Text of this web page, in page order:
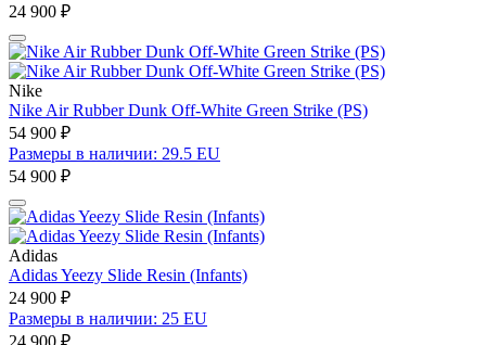
24 900 ₽
Nike
Nike Air Rubber Dunk Off-White Green Strike (PS)
54 900 ₽
Размеры в наличии: 29.5 EU
54 900 ₽
Adidas
Adidas Yeezy Slide Resin (Infants)
24 900 ₽
Размеры в наличии: 25 EU